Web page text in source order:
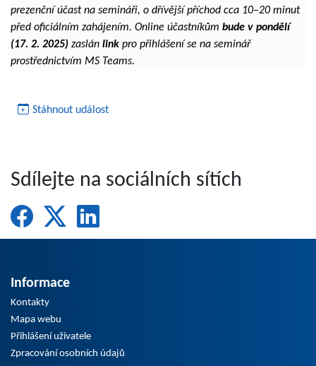
prezenční účast na semináři, o dřívější příchod cca 10–20 minut
před oficiálním zahájením. Online účastníkům bude v pondělí
(17. 2. 2025) zaslán link pro přihlášení se na seminář
prostřednictvím MS Teams.
Stáhnout událost
Sdílejte na sociálních sítích
Informace
Kontakty
Mapa webu
Přihlášení uživatele
Zpracování osobních údajů